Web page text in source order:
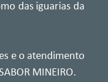
das iguarias da
e o atendimento
MINEIRO.